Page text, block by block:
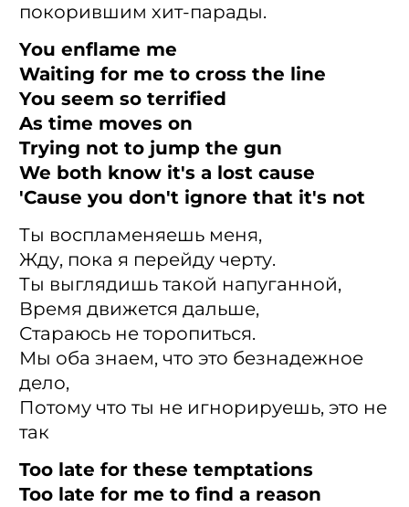
покорившим хит-парады.
You enflame me
Waiting for me to cross the line
You seem so terrified
As time moves on
Trying not to jump the gun
We both know it's a lost cause
'Cause you don't ignore that it's not
Ты воспламеняешь меня,
Жду, пока я перейду черту.
Ты выглядишь такой напуганной,
Время движется дальше,
Стараюсь не торопиться.
Мы оба знаем, что это безнадежное
дело,
Потому что ты не игнорируешь, это не
так
Too late for these temptations
Too late for me to find a reason